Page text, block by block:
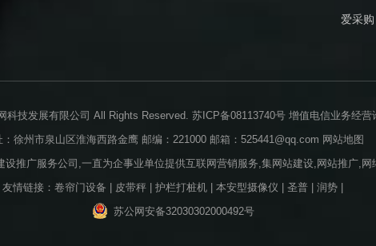
爱采购
科技发展有限公司 All Rights Reserved. 苏ICP备08113740号 增值电信业务经营
：徐州市泉山区淮海西路金鹰 邮编：221000 邮箱：525441@qq.com 网站地图
推广服务公司,一直为企事业单位提供互联网营销服务,集网站建设,网站推广,
友情链接： 卷帘门设备 皮带秤 护栏打桩机 本安型摄像仪 圣普 润势
苏公网安备32030302000492号